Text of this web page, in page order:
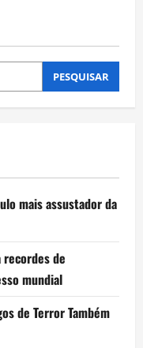
PESQUISAR
mais assustador da
recordes de
mundial
de Terror Também